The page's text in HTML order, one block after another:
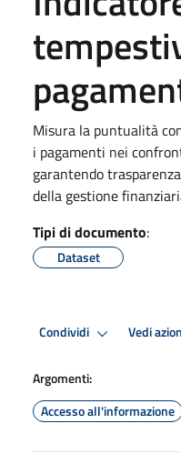
Misura la puntualità
i pagamenti nei
garantendo
della gestione
Tipi di documento:
Dataset
Condividi Vedi
Argomenti:
Accesso all'informazione